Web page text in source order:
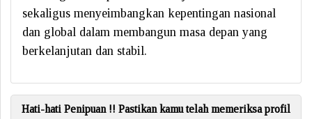
sekaligus menyeimbangkan kepentingan nasional
dan global dalam membangun masa depan yang
berkelanjutan dan stabil.
Hati-hati Penipuan !! Pastikan kamu telah memeriksa profil